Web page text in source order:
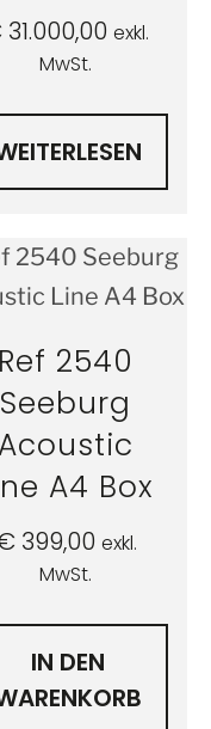
31.000,00 exkl.
MwSt.
Ref 2540
Seeburg
Acoustic
A4 Box
399,00 exkl.
MwSt.
IN DEN